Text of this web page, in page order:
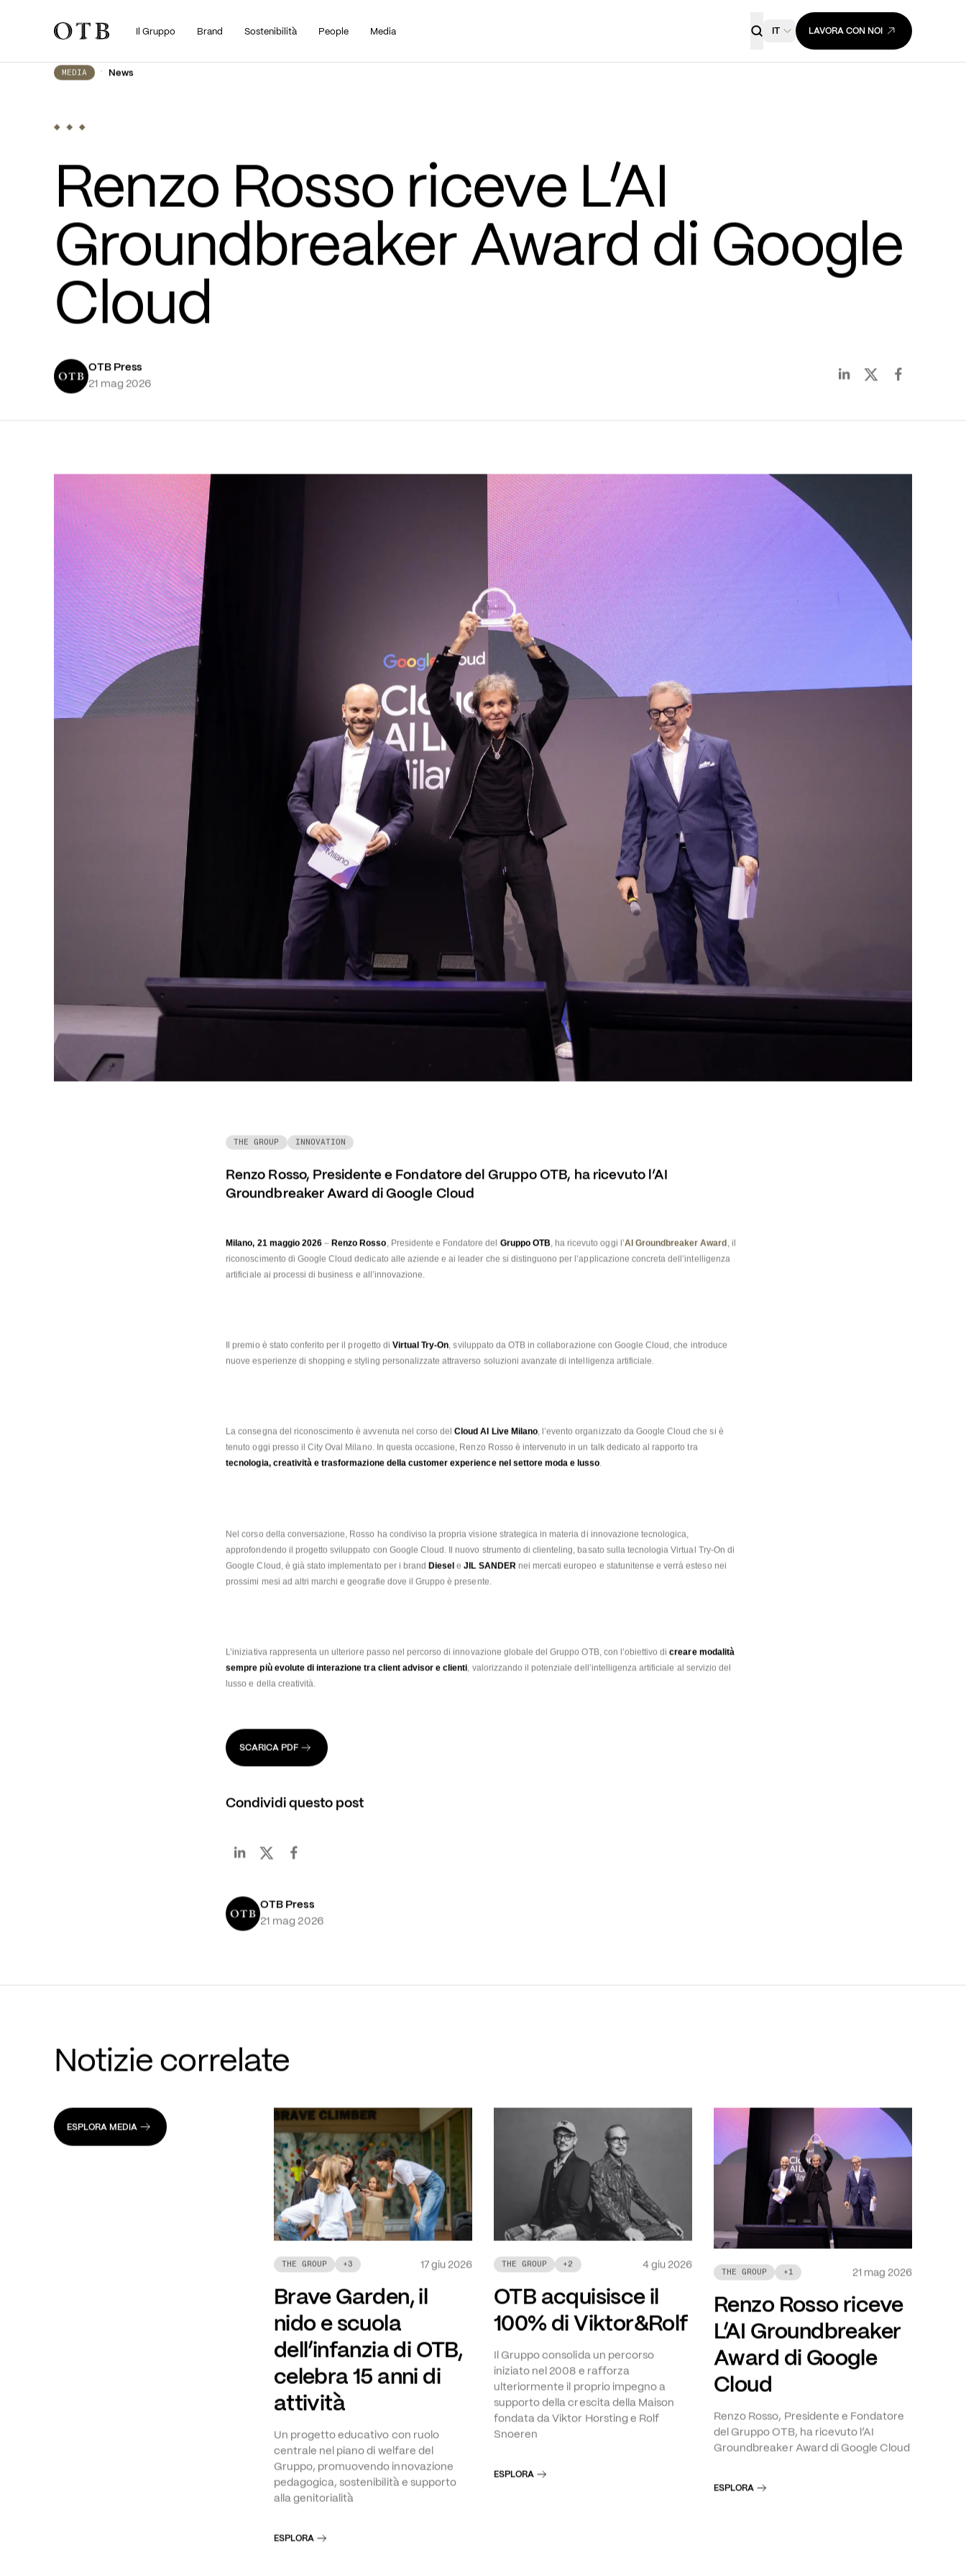
Skip to main contentIl Gruppo Brand Sostenibilità People Media IT LAVORA CON NOI
MEDIA
Renzo Rosso riceve L’AI
Groundbreaker Award di Google
Cloud
OTB Press
21 mag 2026
Renzo Rosso, Presidente e Fondatore del Gruppo OTB, ha ricevuto l’AI
Groundbreaker Award di Google Cloud
Milano, 21 maggio 2026 – Renzo Rosso , Presidente e Fondatore del Gruppo OTB , ha ricevuto oggi l’ AI Groundbreaker Award
riconoscimento di Google Cloud dedicato alle aziende e ai leader che si distinguono per l’applicazione concreta dell’intelligenza
Il premio è stato conferito per il progetto di Virtual Try-On, sviluppato da OTB in collaborazione con Google Cloud, che introduce
La consegna del riconoscimento è avvenuta nel corso del Cloud AI Live Milano , l’evento organizzato da Google Cloud che si è
Nel corso della conversazione, Rosso ha condiviso la propria visione strategica in materia di innovazione tecnologica,
approfondendo il progetto sviluppato con Google Cloud. Il nuovo strumento di clienteling, basato sulla tecnologia Virtual Try-On di
Google Cloud, è già stato implementato per i brand
Diesel JIL SANDER
L’iniziativa rappresenta un ulteriore passo nel percorso di innovazione globale del Gruppo OTB, con l’obiettivo di creare modalità
sempre più evolute di interazione tra client advisor e clienti
Condividi questo post
OTB Press
21 mag 2026
Notizie correlate
THE GROUP +3
Brave Garden, il
nido e scuola
dell’infanzia di OTB,
celebra 15 anni di
attività
Un progetto educativo con ruolo
centrale nel piano di welfare del
Gruppo, promuovendo innovazione
pedagogica, sostenibilità e supporto
alla genitorialità
THE GROUP +2
OTB acquisisce il
100% di Viktor&Rolf
Il Gruppo consolida un percorso
iniziato nel 2008 e rafforza
ulteriormente il proprio impegno a
supporto della crescita della Maison
fondata da Viktor Horsting e Rolf
THE GROUP +1
Renzo Rosso riceve
L’AI Groundbreaker
Award di Google
Cloud
Renzo Rosso, Presidente e Fondatore
del Gruppo OTB, ha ricevuto l’AI
Groundbreaker Award di Google Cloud